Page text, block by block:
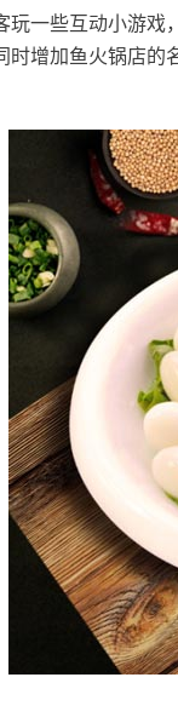
些互动小游戏，
时增加鱼火锅店的